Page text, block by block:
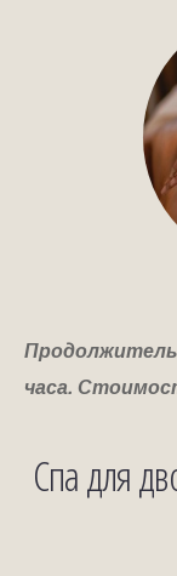
часа.
Спа для